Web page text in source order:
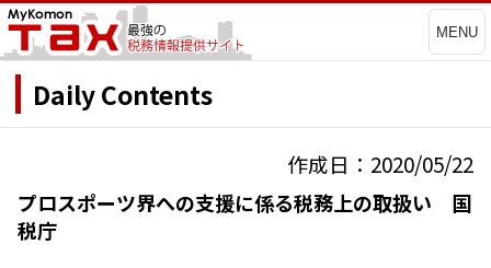
MENU
Daily Contents
作成日：2020/05/22
プロスポーツ界への支援に係る税務上の取扱い 国
税庁